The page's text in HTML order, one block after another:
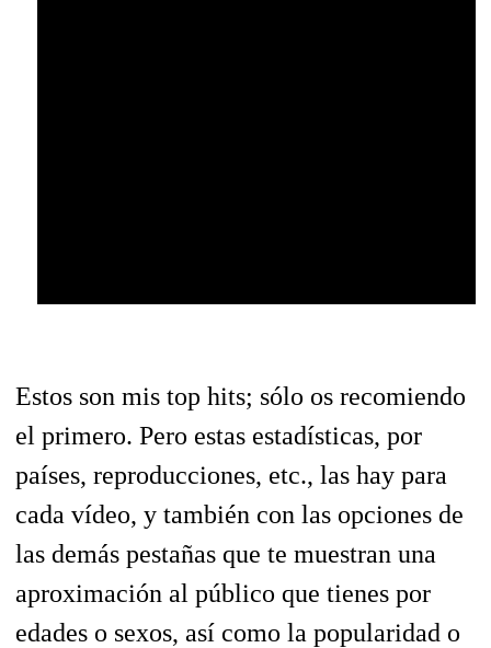
Estos son mis top hits; sólo os recomiendo
el primero. Pero estas estadísticas, por
países, reproducciones, etc., las hay para
cada vídeo, y también con las opciones de
las demás pestañas que te muestran una
aproximación al público que tienes por
edades o sexos, así como la popularidad o